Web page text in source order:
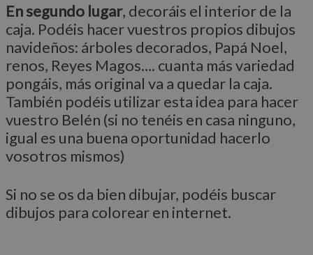
En segundo lugar, decoráis el interior de la
caja. Podéis hacer vuestros propios dibujos
navideños: árboles decorados, Papá Noel,
renos, Reyes Magos…. cuanta más variedad
pongáis, más original va a quedar la caja.
También podéis utilizar esta idea para hacer
vuestro Belén (si no tenéis en casa ninguno,
igual es una buena oportunidad hacerlo
vosotros mismos)
Si no se os da bien dibujar, podéis buscar
dibujos para colorear en internet.